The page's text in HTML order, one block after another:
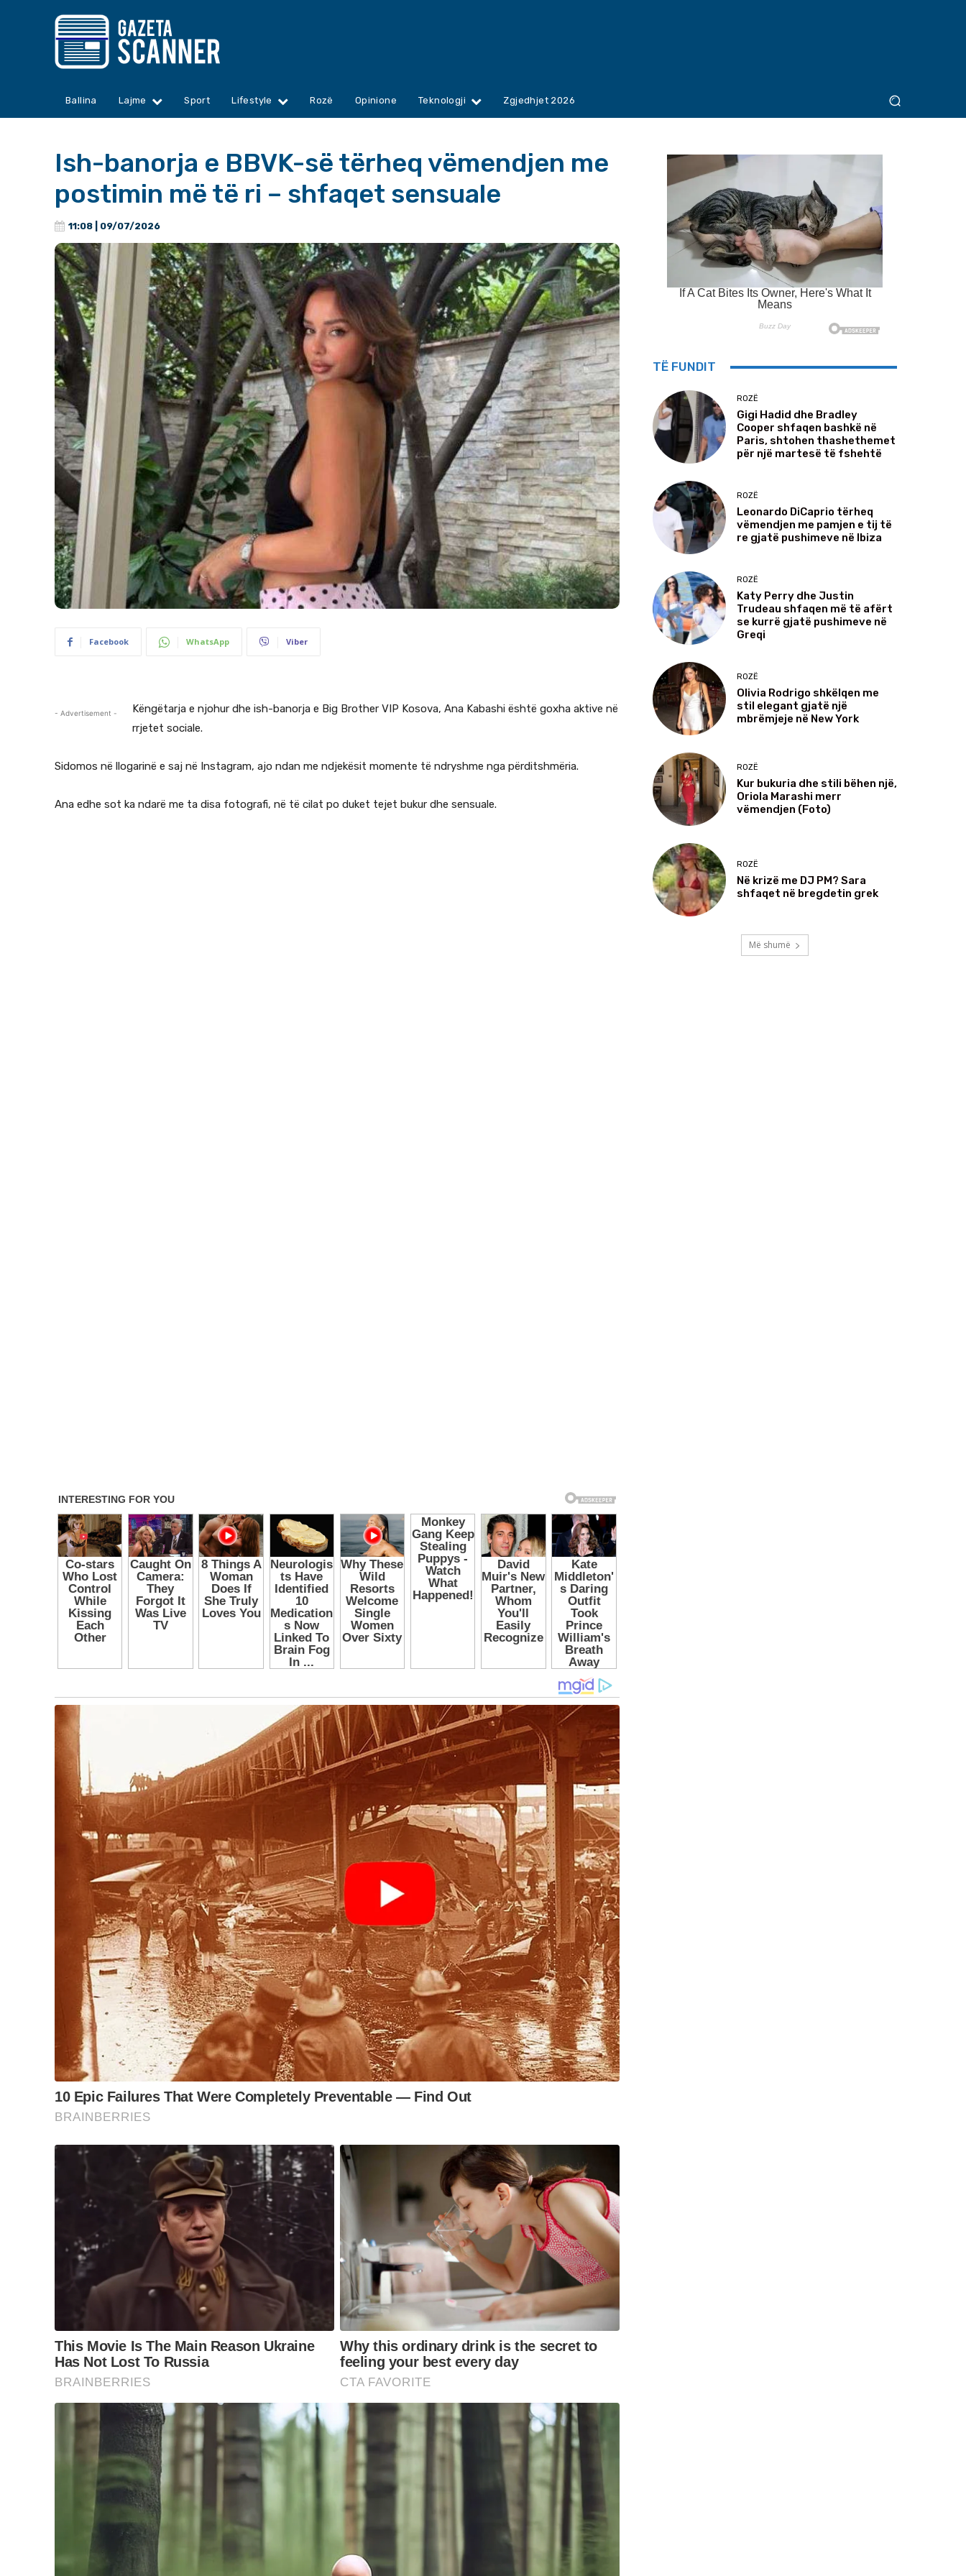
Ballina Lajme Sport Lifestyle Rozë Opinione Teknologji Zgjedhjet 2026
Ish-banorja e BBVK-së tërheq vëmendjen me
postimin më të ri – shfaqet sensuale
11:08 | 09/07/2026
Facebook WhatsApp Viber
- Advertisement -
Këngëtarja e njohur dhe ish-banorja e Big Brother VIP Kosova, Ana Kabashi është goxha aktive në
rrjetet sociale.
Sidomos në llogarinë e saj në Instagram, ajo ndan me ndjekësit momente të ndryshme nga përditshmëria.
Ana edhe sot ka ndarë me ta disa fotografi, në të cilat po duket tejet bukur dhe sensuale.
TË FUNDIT
ROZË
Gigi Hadid dhe Bradley
Cooper shfaqen bashkë në
Paris, shtohen thashethemet
për një martesë të fshehtë
ROZË
Leonardo DiCaprio tërheq
vëmendjen me pamjen e tij të
re gjatë pushimeve në Ibiza
ROZË
Katy Perry dhe Justin
Trudeau shfaqen më të afërt
se kurrë gjatë pushimeve në
Greqi
ROZË
Olivia Rodrigo shkëlqen me
stil elegant gjatë një
mbrëmjeje në New York
ROZË
Kur bukuria dhe stili bëhen një,
Oriola Marashi merr
vëmendjen (Foto)
ROZË
Në krizë me DJ PM? Sara
shfaqet në bregdetin grek
Më shumë